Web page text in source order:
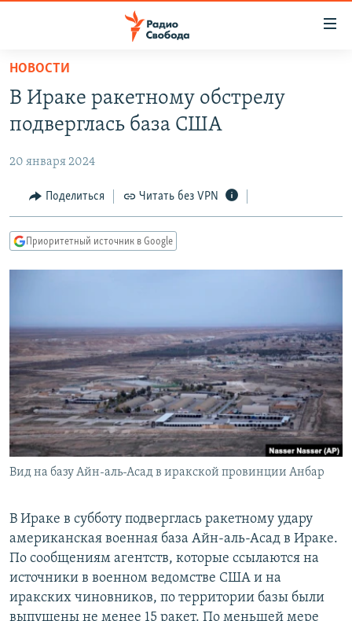
упрощенного
доступа
основному
Вернутся
главной
навигации
Вернутся
ПОДКАСТЫ
АВТОРСКИЕ ПРОЕКТЫ
ЦИТАТЫ СВОБОДЫ
МНЕНИЯ
IDEL.РЕАЛИИ
СИБИРЬ.РЕАЛИИ
РАСПИСАНИЕ ВЕЩАНИЯ
ПОДПИШИТЕСЬ НА РАССЫЛКУ
СОЦИАЛЬНЫЕ СЕТИ
Все сайты РСЕ/РС
НОВОСТИ
В Ираке ракетному обстрелу
подверглась база США
20 января 2024
Поделиться Читать без VPN
Приоритетный источник в Google
Вид на базу Айн-аль-Асад в иракской провинции Анбар
В Ираке в субботу подверглась ракетному удару
американская военная база Айн-аль-Асад в Ираке.
По сообщениям агентств, которые ссылаются на
источники в военном ведомстве США и на
иракских чиновников, по территории базы были
выпущены не менее 15 ракет. По меньшей мере